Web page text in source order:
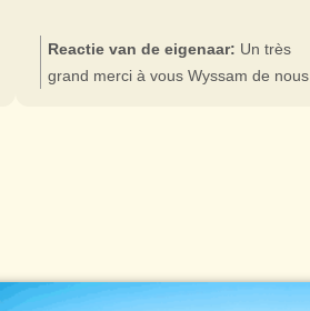
Reactie van de eigenaar: Un très
grand merci à vous Wyssam de nous